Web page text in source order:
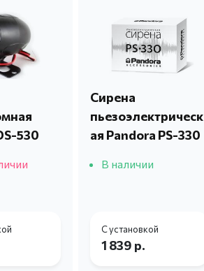
530
Сирена
пьезоэлектрическ
ая Pandora PS-330
В наличии
С установкой
1 839 р.